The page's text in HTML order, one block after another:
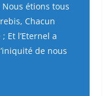
étions tous
Chacun
Et l’Eternel a
de nous